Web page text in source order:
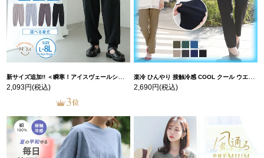
新サイズ追加!! ＜瞬寒！アイスヴェールシリーズ＞ 美脚 ジョガーパンツ 【ウェストゴム】 【ストレッチ】 | 大きいサイズの通販ならハッピーマリリン
2,093円(税込)
楽冷 ひんやり 接触冷感 COOL クール ウエストゴム 楽ちん ストレッチ 美脚 レギパン 【ストレッチ】 | 大きいサイズの通販ならハッピーマリリン
2,690円(税込)